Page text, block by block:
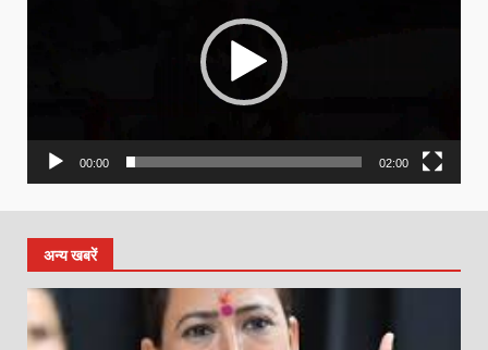
00:00 02:00
अन्य खबरें